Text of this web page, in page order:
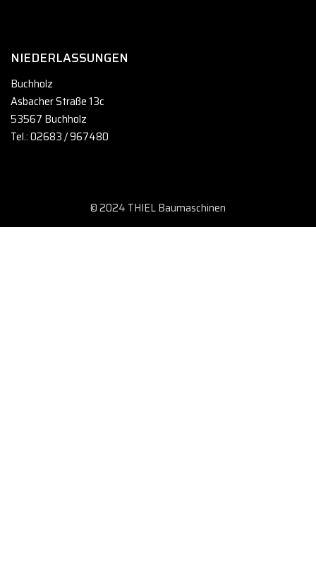
NIEDERLASSUNGEN
Buchholz
Asbacher Straße 13c
53567 Buchholz
Tel.: 02683 / 967480
© 2024 THIEL Baumaschinen